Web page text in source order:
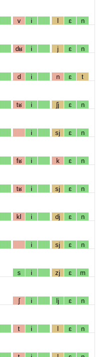
v i l ɛ n
dʁ i j ɛ n
d i n ɛ t
tʁ i ʃj ɛ n
i sj ɛ n
fʁ i k ɛ n
tʁ i sj ɛ n
kl i dj ɛ n
i sj ɛ n
s i zj ɛ m
ʃ i lj ɛ n
t i l ɛ n